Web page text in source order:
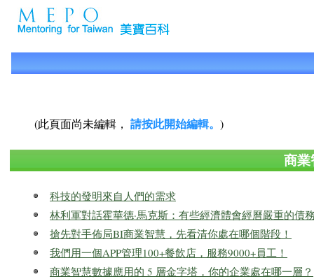
(此頁面尚未編輯， 請按此開始編輯。 )
商
科技的發明來自人們的需求
林利軍對話霍華德·馬克斯：有些經濟體會經曆嚴重的債
搶先對手佈局BI商業智慧，先看清你處在哪個階段！
我們用一個APP管理100+餐飲店，服務9000+員工！
商業智慧數據應用的 5 層金字塔，你的企業處在哪一層？